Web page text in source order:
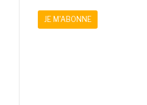
JE M'ABONNE